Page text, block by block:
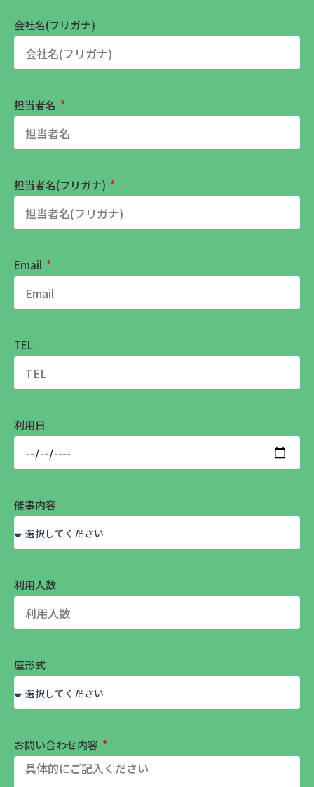
会社名(フリガナ)
担当者名
担当者名(フリガナ)
Email
TEL
利用日
催事内容
利用人数
座形式
お問い合わせ内容